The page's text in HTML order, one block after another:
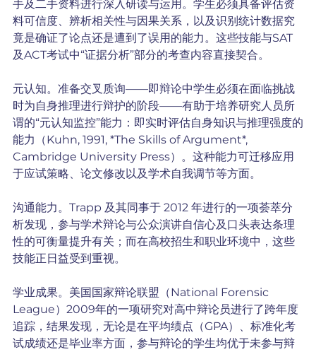
手及二手资料进行深入研读与运用。学生必须具备评估资
料可信度、辨析相关性与因果关系，以及识别统计数据究
竟是确证了论点还是遭到了误用的能力。这些技能与SAT
及ACT考试中“证据分析”部分的考查内容直接契合。
元认知。准备交叉质询——即辩论中学生必须在面临挑战
时为自身推理进行辩护的阶段——有助于培养研究人员所
谓的“元认知监控”能力：即实时评估自身知识与推理强度的
能力（Kuhn, 1991, *The Skills of Argument*,
Cambridge University Press）。这种能力可迁移应用
于应试策略、论文修改以及学术自我调节等方面。
沟通能力。Trapp 及其同事于 2012 年进行的一项荟萃​​分
析发现，参与学术辩论与公众演讲自信心及口头表达条理
性的可衡量提升有关；而在高校招生和职业环境中，这些
技能正日益受到重视。
学业成果。美国国家辩论联盟（National Forensic
League）2009年的一项研究对高中辩论员进行了跨年度
追踪，结果发现，无论是在平均绩点（GPA）、标准化考
试成绩还是毕业率方面，参与辩论的学生均优于未参与辩